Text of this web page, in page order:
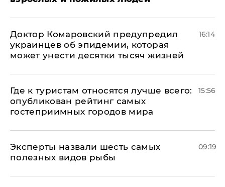
Доктор Комаровский предупредил
украинцев об эпидемии, которая
может унести десятки тысяч жизней
16:14
Где к туристам относятся лучше всего:
опубликован рейтинг самых
гостеприимных городов мира
15:56
Эксперты назвали шесть самых
полезных видов рыбы
09:19